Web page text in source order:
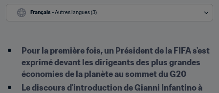
Français - Autres langues (3)
Pour la première fois, un Président de la FIFA s'est
exprimé devant les dirigeants des plus grandes
économies de la planète au sommet du G20
Le discours d'introduction de Gianni Infantino à